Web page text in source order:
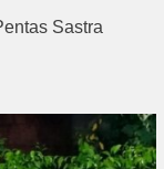
Sastra